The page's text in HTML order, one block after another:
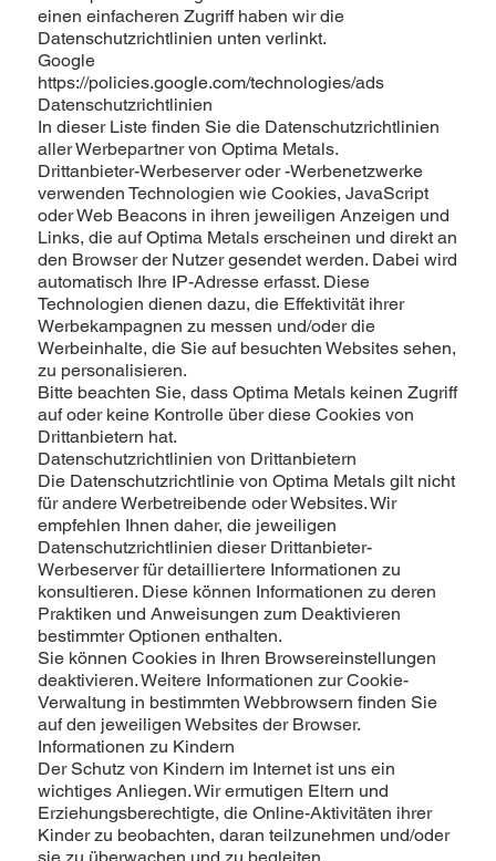
einen einfacheren Zugriff haben wir die
Datenschutzrichtlinien unten verlinkt.
Google
https://policies.google.com/technologies/ads
Datenschutzrichtlinien
In dieser Liste finden Sie die Datenschutzrichtlinien
aller Werbepartner von Optima Metals.
Drittanbieter-Werbeserver oder -Werbenetzwerke
verwenden Technologien wie Cookies, JavaScript
oder Web Beacons in ihren jeweiligen Anzeigen und
Links, die auf Optima Metals erscheinen und direkt an
den Browser der Nutzer gesendet werden. Dabei wird
automatisch Ihre IP-Adresse erfasst. Diese
Technologien dienen dazu, die Effektivität ihrer
Werbekampagnen zu messen und/oder die
Werbeinhalte, die Sie auf besuchten Websites sehen,
zu personalisieren.
Bitte beachten Sie, dass Optima Metals keinen Zugriff
auf oder keine Kontrolle über diese Cookies von
Drittanbietern hat.
Datenschutzrichtlinien von Drittanbietern
Die Datenschutzrichtlinie von Optima Metals gilt nicht
für andere Werbetreibende oder Websites. Wir
empfehlen Ihnen daher, die jeweiligen
Datenschutzrichtlinien dieser Drittanbieter-
Werbeserver für detailliertere Informationen zu
konsultieren. Diese können Informationen zu deren
Praktiken und Anweisungen zum Deaktivieren
bestimmter Optionen enthalten.
Sie können Cookies in Ihren Browsereinstellungen
deaktivieren. Weitere Informationen zur Cookie-
Verwaltung in bestimmten Webbrowsern finden Sie
auf den jeweiligen Websites der Browser.
Informationen zu Kindern
Der Schutz von Kindern im Internet ist uns ein
wichtiges Anliegen. Wir ermutigen Eltern und
Erziehungsberechtigte, die Online-Aktivitäten ihrer
Kinder zu beobachten, daran teilzunehmen und/oder
sie zu überwachen und zu begleiten.